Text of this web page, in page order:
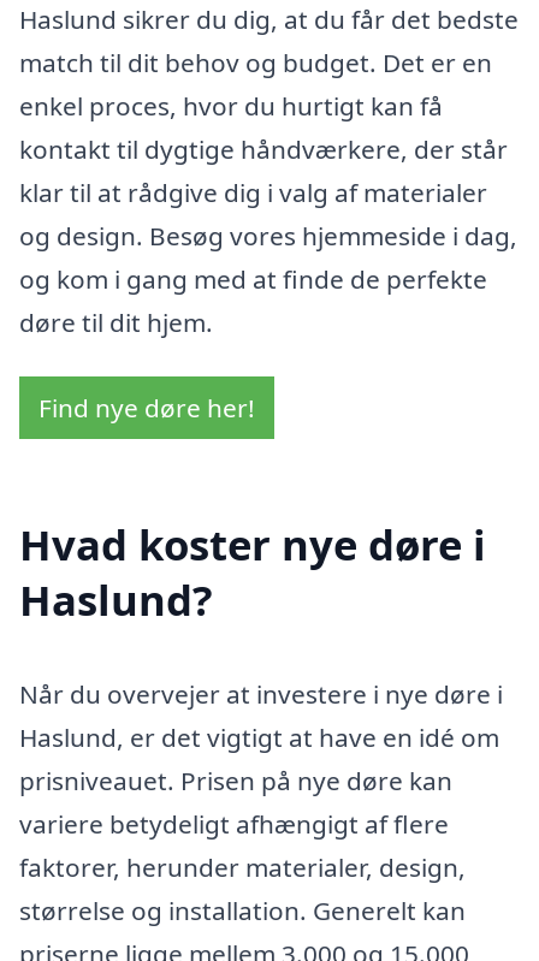
Haslund sikrer du dig, at du får det bedste
match til dit behov og budget. Det er en
enkel proces, hvor du hurtigt kan få
kontakt til dygtige håndværkere, der står
klar til at rådgive dig i valg af materialer
og design. Besøg vores hjemmeside i dag,
og kom i gang med at finde de perfekte
døre til dit hjem.
Find nye døre her!
Hvad koster nye døre i
Haslund?
Når du overvejer at investere i nye døre i
Haslund, er det vigtigt at have en idé om
prisniveauet. Prisen på nye døre kan
variere betydeligt afhængigt af flere
faktorer, herunder materialer, design,
størrelse og installation. Generelt kan
priserne ligge mellem 3.000 og 15.000